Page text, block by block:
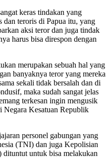
keras tindakan yang
dan teroris di Papua itu, yang
aksi teror dan juga tindak
harus bisa direspon dengan
merupakan sebuah hal yang
banyaknya teror yang mereka
sekali tidak bersalah dan di
maka sudah sangat jelas
terkesan ingin mengusik
Negara Kesatuan Republik
personel gabungan yang
(TNI) dan juga Kepolisian
untuk bisa melakukan